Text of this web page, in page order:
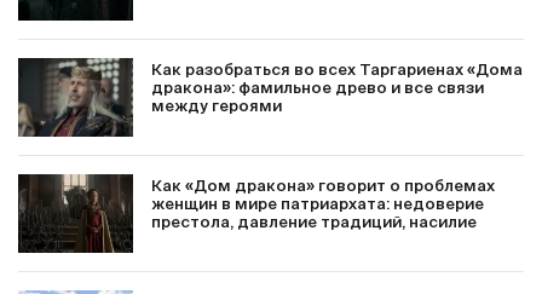
Как разобраться во всех Таргариенах «Дома
дракона»: фамильное древо и все связи
между героями
Как «Дом дракона» говорит о проблемах
женщин в мире патриархата: недоверие
престола, давление традиций, насилие